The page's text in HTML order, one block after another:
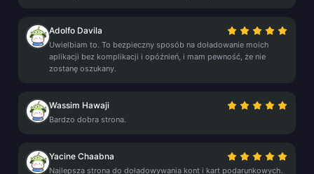
Adolfo Davila
Uwielbiam to. To bezpieczny sposób na doładowanie moich
aplikacji bez komplikacji i opóźnień, i mam pewność, że nie
zostanę oszukany.
Wassim Hawaji
Bardzo dobra strona.
Yacine Chaabna
Najlepsza strona do doładowywania kont i kart podarunkowych.